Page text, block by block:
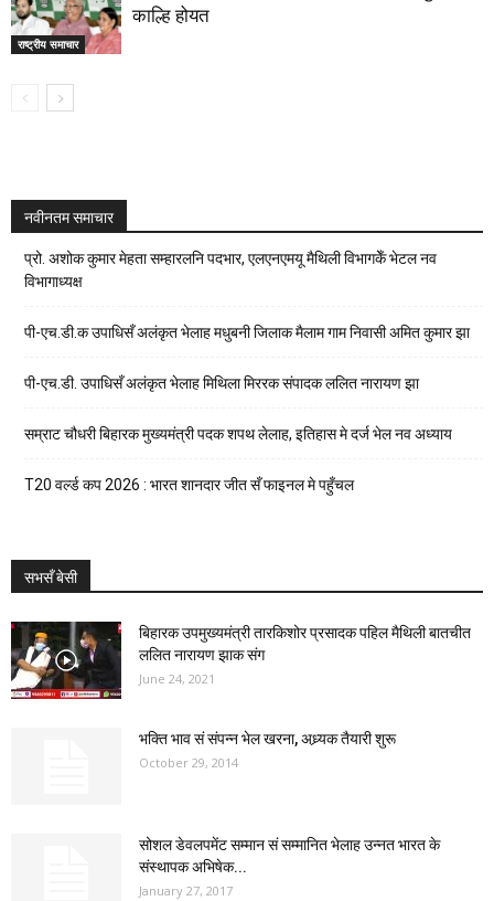
राष्ट्रीय समाचार
काल्हि होयत
नवीनतम समाचार
प्रो. अशोक कुमार मेहता सम्हारलनि पदभार, एलएनएमयू मैथिली विभागकेँ भेटल नव
विभागाध्यक्ष
पी-एच.डी.क उपाधिसँ अलंकृत भेलाह मधुबनी जिलाक मैलाम गाम निवासी अमित कुमार झा
पी-एच.डी. उपाधिसँ अलंकृत भेलाह मिथिला मिररक संपादक ललित नारायण झा
सम्राट चौधरी बिहारक मुख्यमंत्री पदक शपथ लेलाह, इतिहास मे दर्ज भेल नव अध्याय
T20 वर्ल्ड कप 2026 : भारत शानदार जीत सँ फाइनल मे पहुँचल
सभसँ बेसी
बिहारक उपमुख्यमंत्री तारकिशोर प्रसादक पहिल मैथिली बातचीत
ललित नारायण झाक संग
June 24, 2021
भक्ति भाव सं संपन्न भेल खरना, अध्र्यक तैयारी शुरू
October 29, 2014
सोशल डेवलपमेंट सम्मान सं सम्मानित भेलाह उन्नत भारत के
संस्थापक अभिषेक...
January 27, 2017